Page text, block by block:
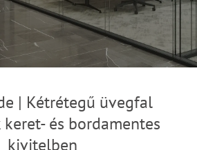
| Kétrétegű üvegfal
keret- és bordamentes
kivitelben